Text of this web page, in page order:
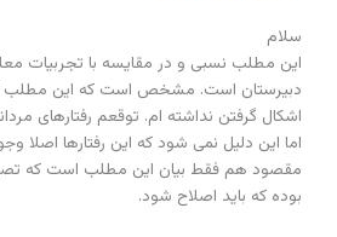
سلام
دبیرستان است. مشخص است که این مطلب
اشکال گرفتن نداشته ام. توقعم رفتارهای
اما این دلیل نمی شود که این رفتارها اصلا
مقصود هم فقط بیان این مطلب است که
بوده که باید اصلاح شود.